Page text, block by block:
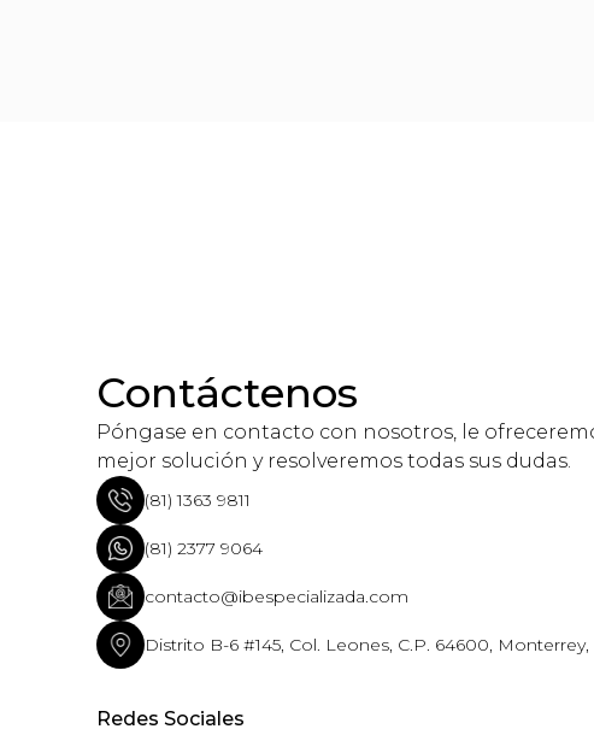
Contáctenos
Póngase en contacto con nosotros, le
mejor solución y resolveremos todas sus dudas.
(81) 1363 9811
(81) 2377 9064
contacto@ibespecializada.com
Distrito B-6 #145, Col. Leones, C.P. 64600, Monterrey,
Redes Sociales